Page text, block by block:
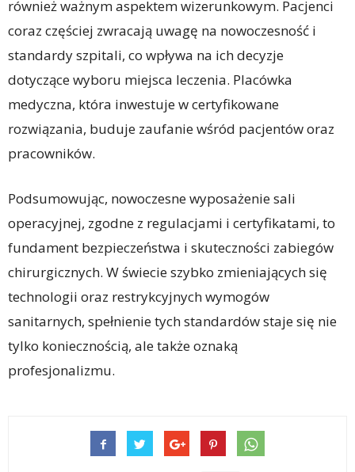
również ważnym aspektem wizerunkowym. Pacjenci
coraz częściej zwracają uwagę na nowoczesność i
standardy szpitali, co wpływa na ich decyzje
dotyczące wyboru miejsca leczenia. Placówka
medyczna, która inwestuje w certyfikowane
rozwiązania, buduje zaufanie wśród pacjentów oraz
pracowników.
Podsumowując, nowoczesne wyposażenie sali
operacyjnej, zgodne z regulacjami i certyfikatami, to
fundament bezpieczeństwa i skuteczności zabiegów
chirurgicznych. W świecie szybko zmieniających się
technologii oraz restrykcyjnych wymogów
sanitarnych, spełnienie tych standardów staje się nie
tylko koniecznością, ale także oznaką
profesjonalizmu.